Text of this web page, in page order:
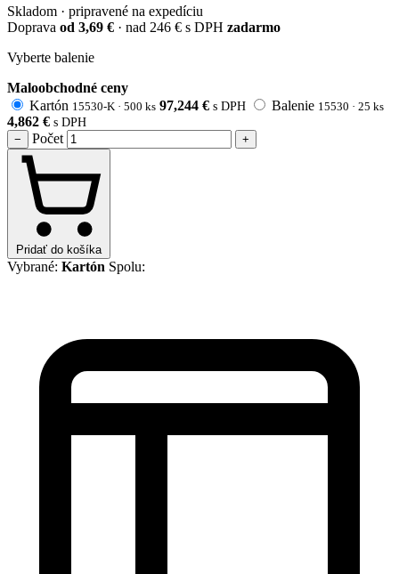
Skladom · pripravené na expedíciu
Doprava od 3,69 € · nad 246 € s DPH zadarmo
Vyberte balenie
Maloobchodné ceny
Kartón 15530-K · 500 ks 97,244 € s DPH Balenie 15530 · 25 ks
4,862 € s DPH
−
Počet +
Pridať do košíka
Vybrané: Kartón Spolu: